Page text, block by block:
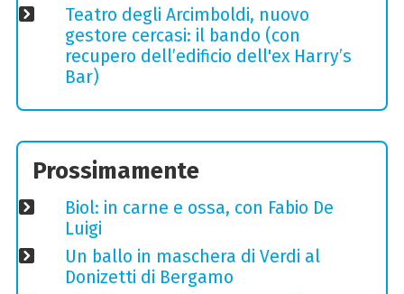
Teatro degli Arcimboldi, nuovo
gestore cercasi: il bando (con
recupero dell’edificio dell'ex Harry’s
Bar)
Prossimamente
Biol: in carne e ossa, con Fabio De
Luigi
Un ballo in maschera di Verdi al
Donizetti di Bergamo